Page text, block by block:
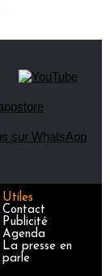
Utiles
Contact
Publicité
Agenda
La presse en
parle